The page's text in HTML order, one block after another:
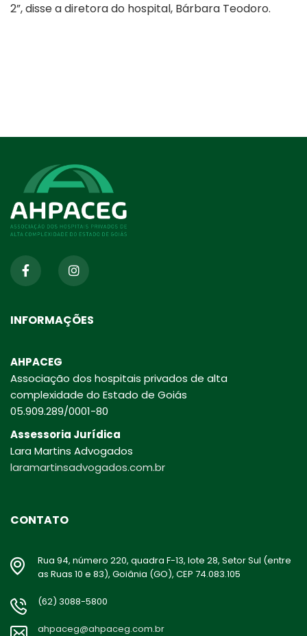
2”, disse a diretora do hospital, Bárbara Teodoro.
INFORMAÇÕES
AHPACEG
Associação dos hospitais privados de alta
complexidade do Estado de Goiás
05.909.289/0001-80
Assessoria Jurídica
Lara Martins Advogados
laramartinsadvogados.com.br
CONTATO
Rua 94, número 220, quadra F-13, lote 28, Setor Sul (entre
as Ruas 10 e 83), Goiânia (GO), CEP 74.083.105
(62) 3088-5800
ahpaceg@ahpaceg.com.br